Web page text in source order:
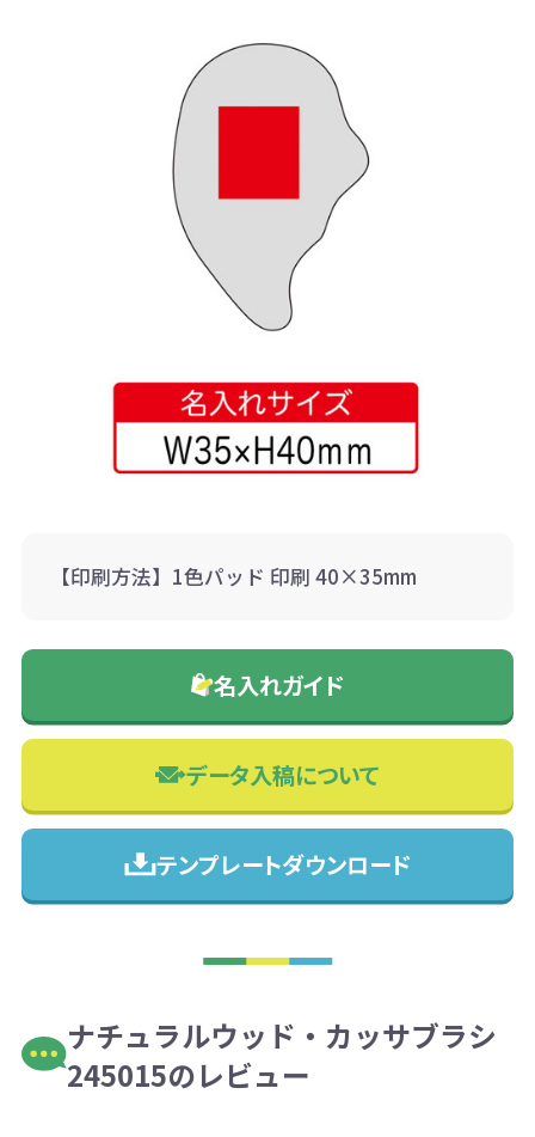
【印刷方法】1色パッド 印刷 40×35mm
名入れガイド
データ入稿について
テンプレートダウンロード
ナチュラルウッド・カッサブラシ
245015のレビュー